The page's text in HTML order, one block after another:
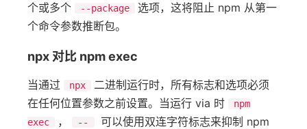
个或多个
--package
选项，这将阻止 npm 从第一
个命令参数推断包。
npx 对比 npm exec
当通过 npx
二进制运行时，所有标志和选项必须
在任何位置参数之前设置。当运行 via 时
npm
exec
， --
可以使用双连字符标志来抑制 npm